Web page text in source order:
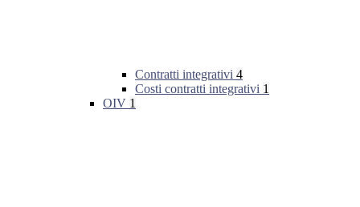
Contratti integrativi 4
Costi contratti integrativi 1
OIV 1